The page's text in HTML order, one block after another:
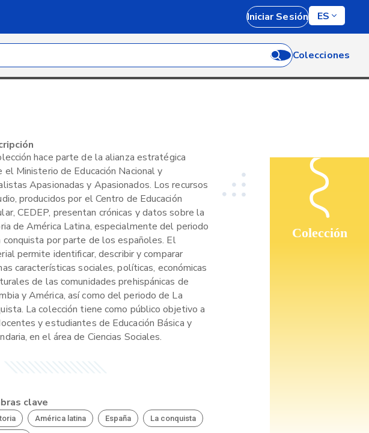
Iniciar Sesión ES
Colecciones
Colección
hace parte de la alianza estratégica
el Ministerio de Educación Nacional y
Apasionadas y Apasionados. Los recursos
producidos por el Centro de Educación
CEDEP, presentan crónicas y datos sobre la
de América Latina, especialmente del periodo
conquista por parte de los españoles. El
permite identificar, describir y comparar
características sociales, políticas, económicas
de las comunidades prehispánicas de
y América, así como del periodo de La
La colección tiene como público objetivo a
y estudiantes de Educación Básica y
en el área de Ciencias Sociales.
clave
América latina España La conquista